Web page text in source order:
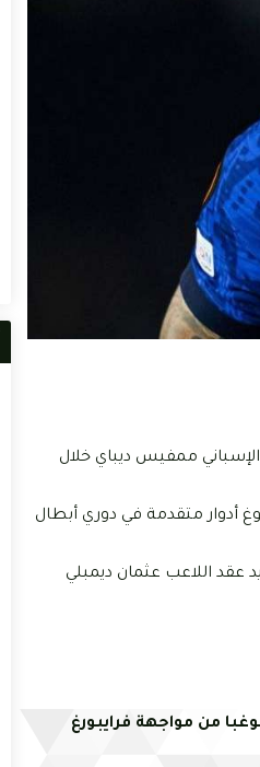
ممفيس ديباي خلال
الفريق يسعى لبلوغ أدوار متقدمة في دوري أبطال
عقد اللاعب عثمان ديمبلي
من مواجهة فرايبورغ